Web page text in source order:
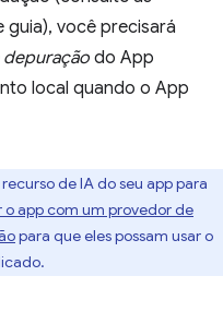
guia), você precisará
do App
local quando o App
de IA do seu app para
o app com um provedor de
para que eles possam usar o